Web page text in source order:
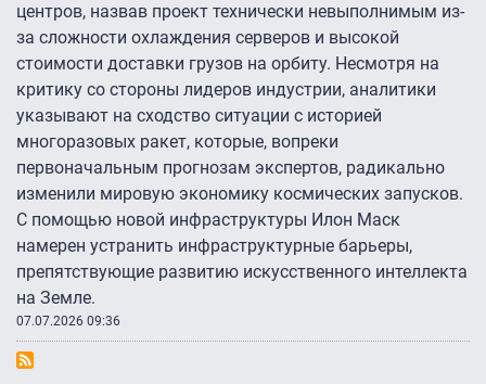
центров, назвав проект технически невыполнимым из-
за сложности охлаждения серверов и высокой
стоимости доставки грузов на орбиту. Несмотря на
критику со стороны лидеров индустрии, аналитики
указывают на сходство ситуации с историей
многоразовых ракет, которые, вопреки
первоначальным прогнозам экспертов, радикально
изменили мировую экономику космических запусков.
С помощью новой инфраструктуры Илон Маск
намерен устранить инфраструктурные барьеры,
препятствующие развитию искусственного интеллекта
на Земле.
07.07.2026 09:36